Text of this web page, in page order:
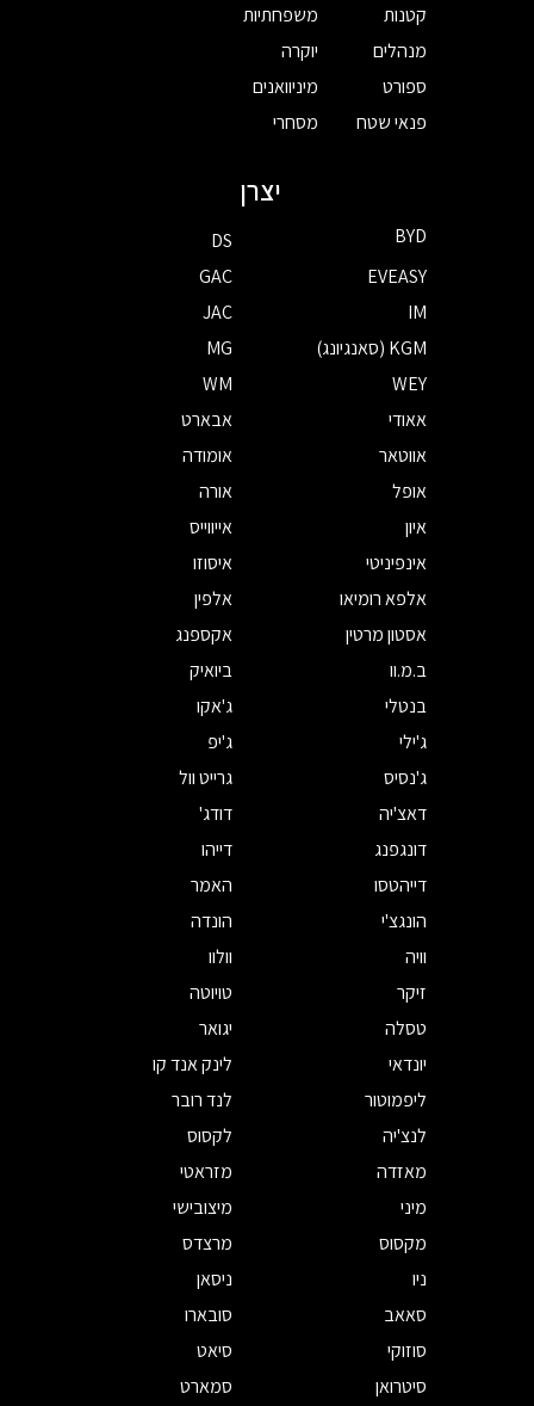
קטנות
מנהלים
ספורט
פנאי שטח
משפחתיות
יוקרה
מיניוואנים
מסחרי
יצרן
BYD
DS
EVEASY
GAC
IM
JAC
KGM (סאנגיונג)
MG
WEY
WM
אאודי
אבארט
אווטאר
אומודה
אופל
אורה
איון
אייווייס
אינפיניטי
איסוזו
אלפא רומיאו
אלפין
אסטון מרטין
אקספנג
ב.מ.וו
ביואיק
בנטלי
ג'אקו
ג'ילי
ג'יפ
ג'נסיס
גרייט וול
דאצ'יה
דודג'
דונגפנג
דייהו
דייהטסו
האמר
הונגצ'י
הונדה
וויה
וולוו
זיקר
טויוטה
טסלה
יגואר
יונדאי
לינק אנד קו
ליפמוטור
לנד רובר
לנצ'יה
לקסוס
מאזדה
מזראטי
מיני
מיצובישי
מקסוס
מרצדס
ניו
ניסאן
סאאב
סובארו
סוזוקי
סיאט
סיטרואן
סמארט